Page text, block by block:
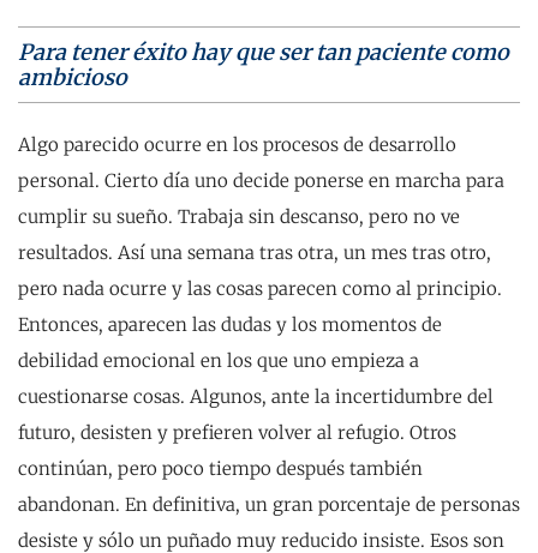
Para tener éxito hay que ser tan paciente como
ambicioso
Algo parecido ocurre en los procesos de desarrollo
personal. Cierto día uno decide ponerse en marcha para
cumplir su sueño. Trabaja sin descanso, pero no ve
resultados. Así una semana tras otra, un mes tras otro,
pero nada ocurre y las cosas parecen como al principio.
Entonces, aparecen las dudas y los momentos de
debilidad emocional en los que uno empieza a
cuestionarse cosas. Algunos, ante la incertidumbre del
futuro, desisten y prefieren volver al refugio. Otros
continúan, pero poco tiempo después también
abandonan. En definitiva, un gran porcentaje de personas
desiste y sólo un puñado muy reducido insiste. Esos son